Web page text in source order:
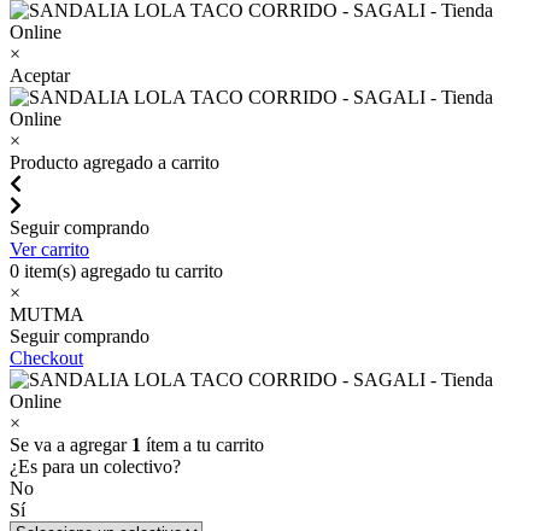
×
Aceptar
×
Producto agregado a carrito
Seguir comprando
Ver carrito
0 item(s) agregado tu carrito
×
MUTMA
Seguir comprando
Checkout
×
Se va a agregar 1 ítem a tu carrito
¿Es para un colectivo?
No
Sí